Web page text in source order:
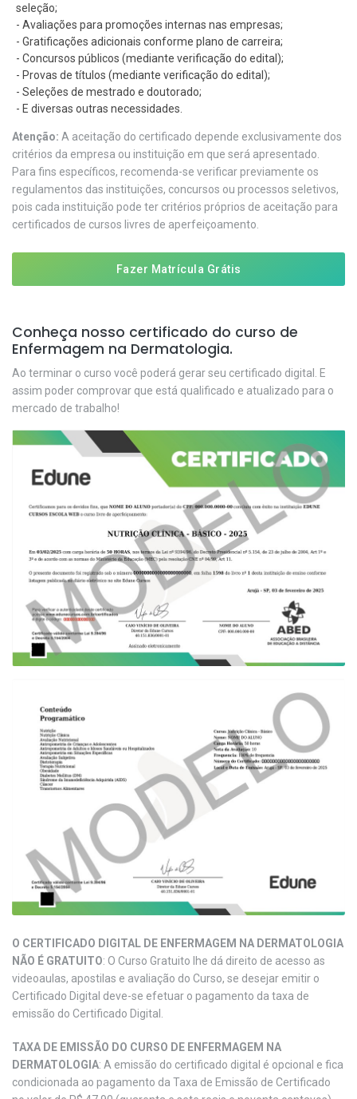
seleção;
- Avaliações para promoções internas nas empresas;
- Gratificações adicionais conforme plano de carreira;
- Concursos públicos (mediante verificação do edital);
- Provas de títulos (mediante verificação do edital);
- Seleções de mestrado e doutorado;
- E diversas outras necessidades.
Atenção: A aceitação do certificado depende exclusivamente dos
critérios da empresa ou instituição em que será apresentado.
Para fins específicos, recomenda-se verificar previamente os
regulamentos das instituições, concursos ou processos seletivos,
pois cada instituição pode ter critérios próprios de aceitação para
certificados de cursos livres de aperfeiçoamento.
Fazer Matrícula Grátis
Conheça nosso certificado do curso de
Enfermagem na Dermatologia.
Ao terminar o curso você poderá gerar seu certificado digital. E
assim poder comprovar que está qualificado e atualizado para o
mercado de trabalho!
O CERTIFICADO DIGITAL DE ENFERMAGEM NA DERMATOLOGIA
NÃO É GRATUITO: O Curso Gratuito lhe dá direito de acesso as
videoaulas, apostilas e avaliação do Curso, se desejar emitir o
Certificado Digital deve-se efetuar o pagamento da taxa de
emissão do Certificado Digital.
TAXA DE EMISSÃO DO CURSO DE ENFERMAGEM NA
DERMATOLOGIA: A emissão do certificado digital é opcional e fica
condicionada ao pagamento da Taxa de Emissão de Certificado